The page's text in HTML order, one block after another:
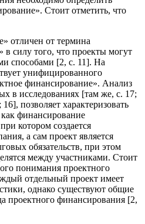
Стоит отметить, что
отличен от термина
в силу того, что проекты могут
способами [2, с. 11]. На
унифицированного
финансирование». Анализ
в исследованиях [там же, с. 17;
позволяет характеризовать
финансирование
котором создается
а сам проект является
обязательств, при этом
между участниками. Стоит
понимания проектного
отдельный проект имеет
однако существуют общие
проектного финансирования [2,